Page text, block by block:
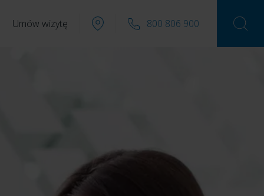
Umów wizytę 800 806 900